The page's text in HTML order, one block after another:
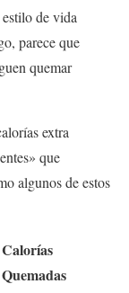
de vida
parece que
quemar
extra
que
algunos de estos
Calorías
Quemadas